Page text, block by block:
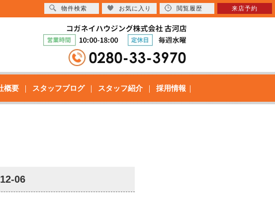
概要 スタッフブログ スタッフ紹介 採用情報
06
物件検索 お気に入り 閲覧履歴 来店予約